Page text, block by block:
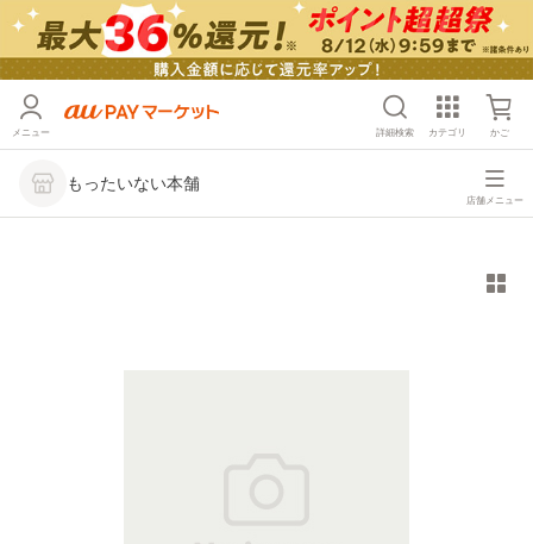
メニュー 詳細検索 カテゴリ かご
もったいない本舗
店舗メニュー